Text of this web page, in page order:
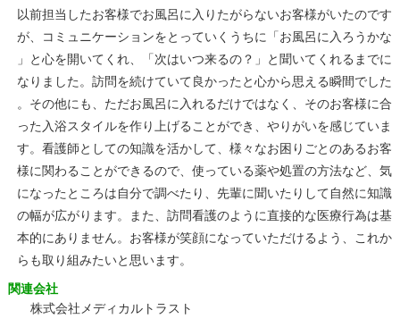
以前担当したお客様でお風呂に入りたがらないお客様がいたのです
が、コミュニケーションをとっていくうちに「お風呂に入ろうかな
」と心を開いてくれ、「次はいつ来るの？」と聞いてくれるまでに
なりました。訪問を続けていて良かったと心から思える瞬間でした
。その他にも、ただお風呂に入れるだけではなく、そのお客様に合
った入浴スタイルを作り上げることができ、やりがいを感じていま
す。看護師としての知識を活かして、様々なお困りごとのあるお客
様に関わることができるので、使っている薬や処置の方法など、気
になったところは自分で調べたり、先輩に聞いたりして自然に知識
の幅が広がります。また、訪問看護のように直接的な医療行為は基
本的にありません。お客様が笑顔になっていただけるよう、これか
らも取り組みたいと思います。
関連会社
株式会社メディカルトラスト